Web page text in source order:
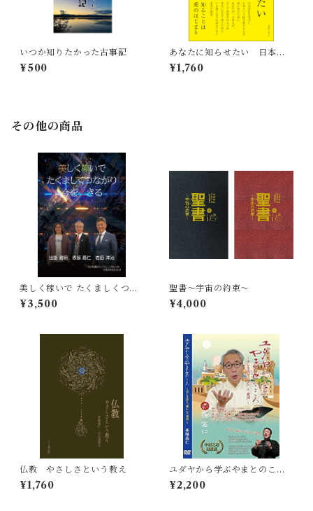
いつか知りたかった古事記
¥500
あなたに知らせたい 日本と
いう希望
¥1,760
その他の商品
美しく稼いで たくましくつな
がり 今を生きる
¥3,500
聖書〜宇宙の約束〜
¥4,000
仏教 やさしさという教え
¥1,760
ユダヤから学ぶやまとのここ
ろ〜美しき誇り「滅亡」と
「建国」〜
¥2,200